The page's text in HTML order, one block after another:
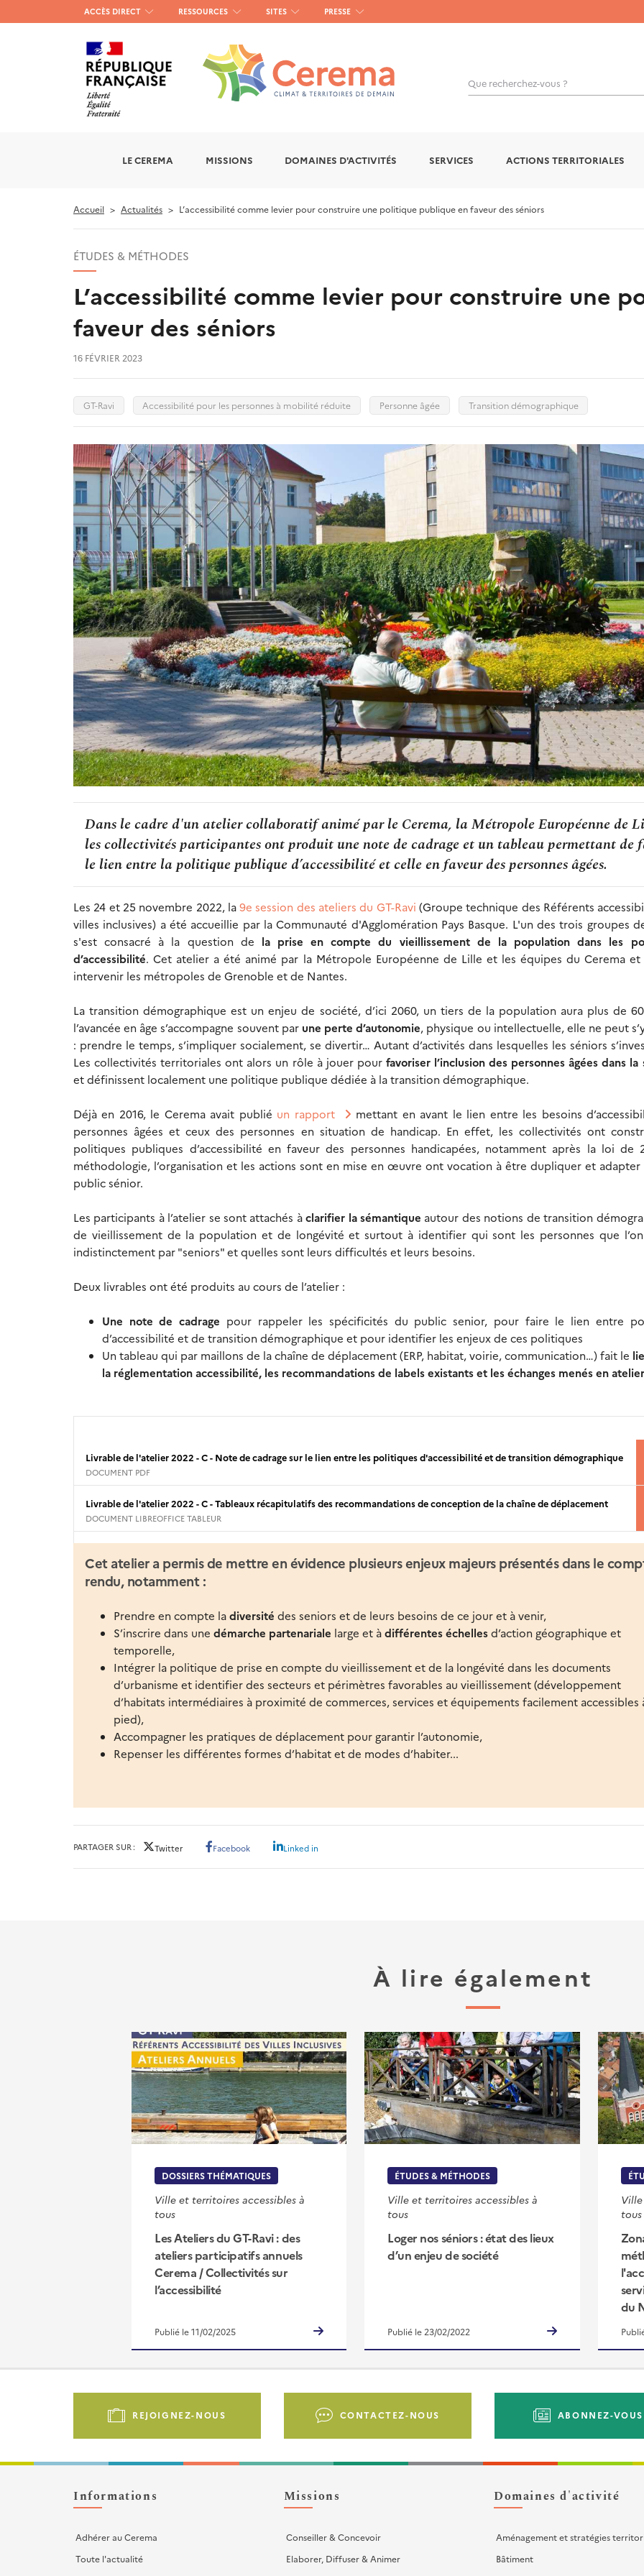
Menu
haut
gauche
ACCÈS DIRECT RESSOURCES SITES PRESSE
Que recherchez-vous ?
LE CEREMA MISSIONS DOMAINES D'ACTIVITÉS SERVICES ACTIONS TERRITORIALES
Accueil Actualités L’accessibilité comme levier pour construire une politique publique en faveur des séniors
ÉTUDES & MÉTHODES
L’accessibilité comme levier pour construire une
faveur des séniors
16 FÉVRIER 2023
GT-Ravi Accessibilité pour les personnes à mobilité réduite Personne âgée Transition démographique
Dans le cadre d'un atelier collaboratif animé par le Cerema, la Métropole Européenne de
les collectivités participantes ont produit une note de cadrage et un tableau permettant de
le lien entre la politique publique d’accessibilité et celle en faveur des personnes âgées.
Les 24 et 25 novembre 2022, la9e session des ateliers du GT-Ravi (Groupe technique des Référents
villes inclusives) a été accueillie par la Communauté d'Agglomération Pays Basque. L'un des trois groupes
s'est consacré à la question de la prise en compte du vieillissement de la population dans les
d’accessibilité. Cet atelier a été animé par la Métropole Européenne de Lille et les équipes du Cerema
intervenir les métropoles de Grenoble et de Nantes.
La transition démographique est un enjeu de société, d’ici 2060, un tiers de la population aura plus de
l’avancée en âge s’accompagne souvent par une perte d’autonomie, physique ou intellectuelle, elle ne peut
: prendre le temps, s’impliquer socialement, se divertir… Autant d’activités dans lesquelles les séniors
Les collectivités territoriales ont alors un rôle à jouer pour favoriser l’inclusion des personnes âgées dans la
et définissent localement une politique publique dédiée à la transition démographique.
Déjà en 2016, le Cerema avait publié un rapport
mettant en avant le lien entre les besoins
personnes âgées et ceux des personnes en situation de handicap. En effet, les collectivités ont
politiques publiques d’accessibilité en faveur des personnes handicapées, notamment après la loi de
méthodologie, l’organisation et les actions sont en mise en œuvre ont vocation à être dupliquer et
public sénior.
Les participants à l’atelier se sont attachés àclarifier la sémantique autour des notions de transition
de vieillissement de la population et de longévité et surtout à identifier qui sont les personnes que
indistinctement par "seniors" et quelles sont leurs difficultés et leurs besoins.
Deux livrables ont été produits au cours de l’atelier :
Une note de cadrage pour rappeler les spécificités du public senior, pour faire le lien entre
d’accessibilité et de transition démographique et pour identifier les enjeux de ces politiques
Un tableau qui par maillons de la chaîne de déplacement (ERP, habitat, voirie, communication…) fait le
la réglementation accessibilité, les recommandations de labels existants et les échanges menés en atelier
Livrable de l'atelier 2022 - C - Note de cadrage sur le lien entre les politiques d'accessibilité et de transition démographique
DOCUMENT PDF
Livrable de l'atelier 2022 - C - Tableaux récapitulatifs des recommandations de conception de la chaîne de déplacement
DOCUMENT LIBREOFFICE TABLEUR
Cet atelier a permis de mettre en évidence plusieurs enjeux majeurs présentés dans le
rendu, notamment :
Prendre en compte ladiversité des seniors et de leurs besoins de ce jour et à venir,
S’inscrire dans une démarche partenariale large et àdifférentes échellesd’action géographique et
temporelle,
Intégrer la politique de prise en compte du vieillissement et de la longévité dans les documents
d’urbanisme et identifier des secteurs et périmètres favorables au vieillissement (développement
d’habitats intermédiaires à proximité de commerces, services et équipements facilement accessibles
pied),
Accompagner les pratiques de déplacement pour garantir l’autonomie,
Repenser les différentes formes d’habitat et de modes d’habiter...
PARTAGER SUR Twitter Facebook Linked in
À lire également
DOSSIERS THÉMATIQUES
Ville et territoires accessibles à
tous
Les Ateliers du GT-Ravi : des
ateliers participatifs annuels
Cerema / Collectivités sur
l’accessibilité
Publié le 11/02/2025
ÉTUDES & MÉTHODES
Ville et territoires accessibles à
tous
Loger nos séniors : état des lieux
d’un enjeu de société
Publié le 23/02/2022
tous
du
Pied
Liens
d'actions
REJOIGNEZ-NOUS CONTACTEZ-NOUS ABONNEZ-VOUS
Informations
Adhérer au Cerema
Toute l'actualité
Missions
Conseiller & Concevoir
Elaborer, Diffuser & Animer
Domaines d'activité
Aménagement et stratégies
Bâtiment